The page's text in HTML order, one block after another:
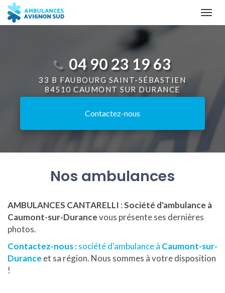
Aller
au
04 90 23 19 63
33 B FAUBOURG SAINT-SÉBASTIEN
84510 CAUMONT SUR DURANCE
Contactez-nous
Nos ambulances
AMBULANCES CANTARELLI :Société d'ambulance à
Caumont-sur-Durancevous présente ses dernières
photos.
Contactez-nous :société d'ambulance à Caumont-sur-
Durance et sa région. Nous sommes à votre disposition
!